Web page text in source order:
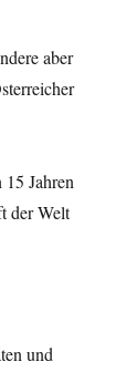
aber
Jahren
der Welt
und